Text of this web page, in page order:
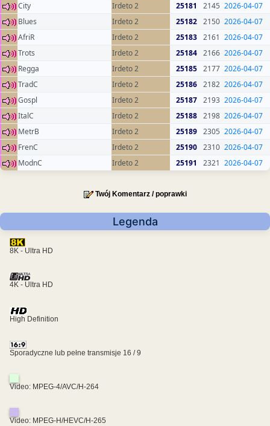
City
Irdeto 2 25181 2145 2026-04-07
Blues
Irdeto 2 25182 2150 2026-04-07
AfriR
Irdeto 2 25183 2161 2026-04-07
Trots
Irdeto 2 25184 2166 2026-04-07
Regga
Irdeto 2 25185 2177 2026-04-07
TradC
Irdeto 2 25186 2182 2026-04-07
Gospl
Irdeto 2 25187 2193 2026-04-07
ItalC
Irdeto 2 25188 2198 2026-04-07
MetrB
Irdeto 2 25189 2305 2026-04-07
FrenC
Irdeto 2 25190 2310 2026-04-07
ModnC
Irdeto 2 25191 2321 2026-04-07
Twój Komentarz / poprawki
Legenda
8K - Ultra HD
4K - Ultra HD
High Definition
Sporadyczne lub pełne transmisje 16 / 9
Video: MPEG-4/AVC/H-264
Video: MPEG-H/HEVC/H-265